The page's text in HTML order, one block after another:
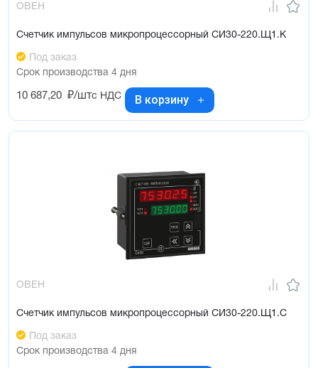
ОВЕН
Счетчик импульсов микропроцессорный СИ30-220.Щ1.К
Под заказ
Срок производства 4 дня
10 687,20 ₽/штс НДС В корзину
ОВЕН
Счетчик импульсов микропроцессорный СИ30-220.Щ1.С
Под заказ
Срок производства 4 дня